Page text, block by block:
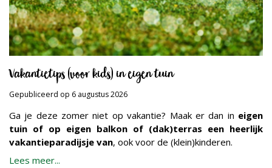
Vakantietips (voor kids) in eigen tuin
Gepubliceerd op 6 augustus 2026
Ga je deze zomer niet op vakantie? Maak er dan in eigen
tuin of op eigen balkon of (dak)terras een heerlijk
vakantieparadijsje van, ook voor de (klein)kinderen.
Lees meer...